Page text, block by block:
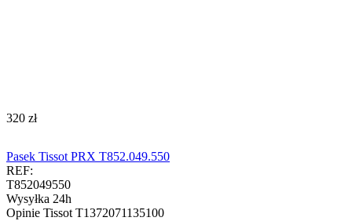
‍320‍ zł
Pasek Tissot PRX T852.049.550
REF:
T852049550
Wysyłka 24h
Opinie Tissot T1372071135100